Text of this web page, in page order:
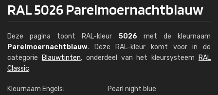
RAL 5026 Parelmoernachtblauw
Deze pagina toont RAL-kleur 5026 met de kleurnaam
Parelmoernachtblauw. Deze RAL-kleur komt voor in de
categorie
Blauwtinten, onderdeel van het kleursysteem
RAL
Classic.
Kleurnaam Engels:
Pearl night blue